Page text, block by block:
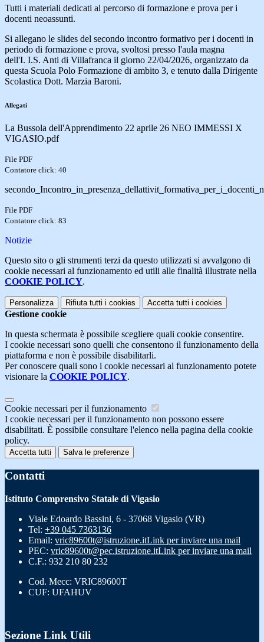
Tutti i materiali dedicati al percorso di formazione e prova per i
docenti neoassunti.
Si allegano le slides del secondo incontro formativo per i docenti in
periodo di formazione e prova, svoltosi presso l'aula magna
dell'I. I.S. Anti di Villafranca il giorno 22/04/2026, organizzato da
questa Scuola Polo Formazione di ambito 3, e tenuto dalla Dirigente
Scolastica Dott. Marzia Baroni.
Allegati
La Bussola dell'Apprendimento 22 aprile 26 NEO IMMESSI X
VIGASIO.pdf
File PDF
Contatore click: 40
File PDF
Contatore click: 83
Notizie
Questo sito o gli strumenti terzi da questo utilizzati si avvalgono di
cookie necessari al funzionamento ed utili alle finalità illustrate nella
COOKIE POLICY.
Personalizza Rifiuta tutti i cookies Accetta tutti i cookies
Gestione cookie
In questa schermata è possibile scegliere quali cookie consentire.
I cookie necessari sono quelli che consentono il funzionamento della
piattaforma e non è possibile disabilitarli.
Per conoscere quali sono i cookie necessari al funzionamento potete
visionare la COOKIE POLICY.
Cookie necessari per il funzionamento
I cookie necessari per il funzionamento non possono essere
disabilitati. È possibile consultare l'elenco nella pagina della cookie
policy.
Accetta tutti Salva le preferenze
Contatti
Istituto Comprensivo Statale di Vigasio
Viale Edoardo Bassini, 6 - 37068 Vigasio (VR)
Tel: +39 045 7363136
Email: vric89600t@istruzione.itLink per inviare una mail
PEC: vric89600t@pec.istruzione.itLink per inviare una mail
C.F.: 932 210 80 232
Cod. Mecc: VRIC89600T
CUF: UFAHUV
Sezione Link Utili